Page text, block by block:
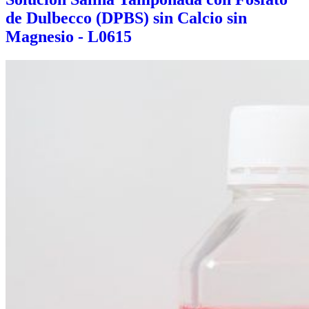
de Dulbecco (DPBS) sin Calcio sin
Magnesio - L0615